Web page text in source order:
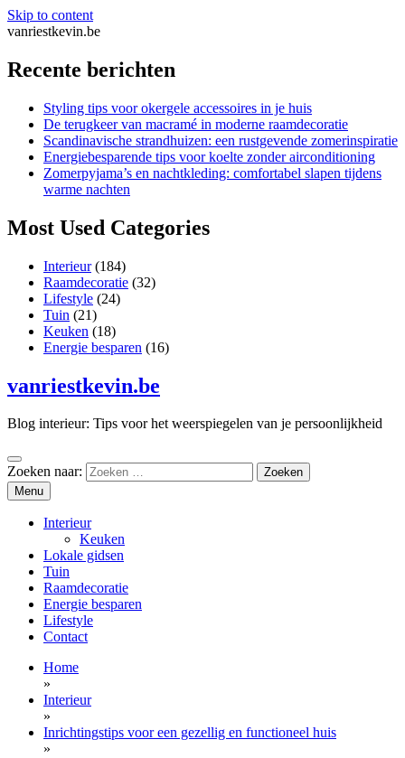
Skip to content
vanriestkevin.be
Recente berichten
Styling tips voor okergele accessoires in je huis
De terugkeer van macramé in moderne raamdecoratie
Scandinavische strandhuizen: een rustgevende zomerinspiratie
Energiebesparende tips voor koelte zonder airconditioning
Zomerpyjama’s en nachtkleding: comfortabel slapen tijdens
warme nachten
Most Used Categories
Interieur(184)
Raamdecoratie (32)
Lifestyle (24)
Tuin (21)
Keuken (18)
Energie besparen (16)
vanriestkevin.be
Blog interieur: Tips voor het weerspiegelen van je persoonlijkheid
Zoeken naar:
Menu
Interieur
Keuken
Lokale gidsen
Tuin
Raamdecoratie
Energie besparen
Lifestyle
Contact
Home
»
Interieur
»
Inrichtingstips voor een gezellig en functioneel huis
»